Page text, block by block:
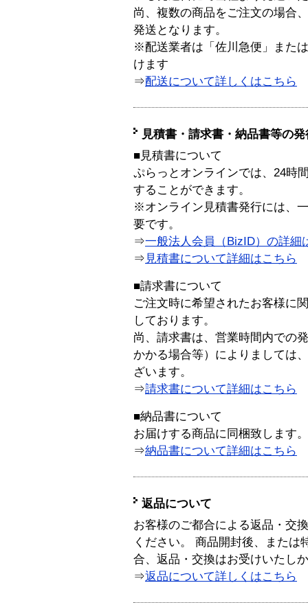
尚、複数の商品をご注文の場合
発送となります。
※配送業者は「佐川急便」また
けます
⇒配送について詳しくはこちら
見積書・請求書・納品書等の
■見積書について
ぷらっとオンラインでは、24時
することができます。
※オンライン見積書発行には、
要です。
⇒一般法人会員（BizID）の詳細
⇒ 見積書について詳細はこちら
■請求書について
ご注文時に希望されたお客様に
しております。
尚、請求書は、営業時間内での
かかる場合等）によりましては
ざいます。
⇒請求書について詳細はこちら
■納品書について
お届けする商品に同梱致します。
⇒納品書について詳細はこちら
返品について
お客様のご都合による返品・交
ください。 商品開封後、または
合、返品・交換はお受けいたし
⇒返品について詳しくはこちら